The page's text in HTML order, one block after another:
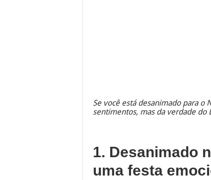
Se você está desanimado para o
sentimentos, mas da verdade do
1. Desanimado
uma festa